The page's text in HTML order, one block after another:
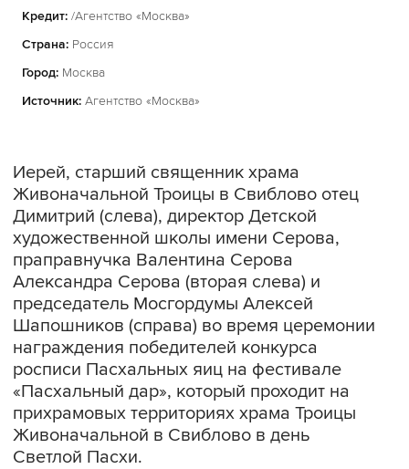
Кредит: /Агентство «Москва»
Страна: Россия
Город: Москва
Источник: Агентство «Москва»
Иерей, старший священник храма
Живоначальной Троицы в Свиблово отец
Димитрий (слева), директор Детской
художественной школы имени Серова,
праправнучка Валентина Серова
Александра Серова (вторая слева) и
председатель Мосгордумы Алексей
Шапошников (справа) во время церемонии
награждения победителей конкурса
росписи Пасхальных яиц на фестивале
«Пасхальный дар», который проходит на
прихрамовых территориях храма Троицы
Живоначальной в Свиблово в день
Светлой Пасхи.